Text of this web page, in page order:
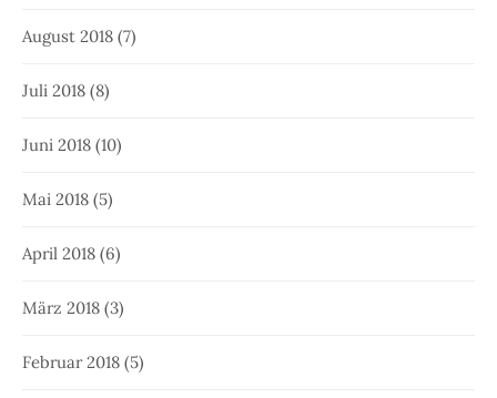
August 2018 (7)
Juli 2018 (8)
Juni 2018 (10)
Mai 2018 (5)
April 2018 (6)
März 2018 (3)
Februar 2018 (5)